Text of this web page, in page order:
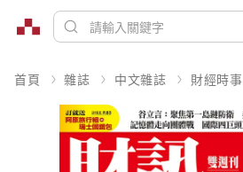
首頁 雜誌 中文雜誌 財經時事